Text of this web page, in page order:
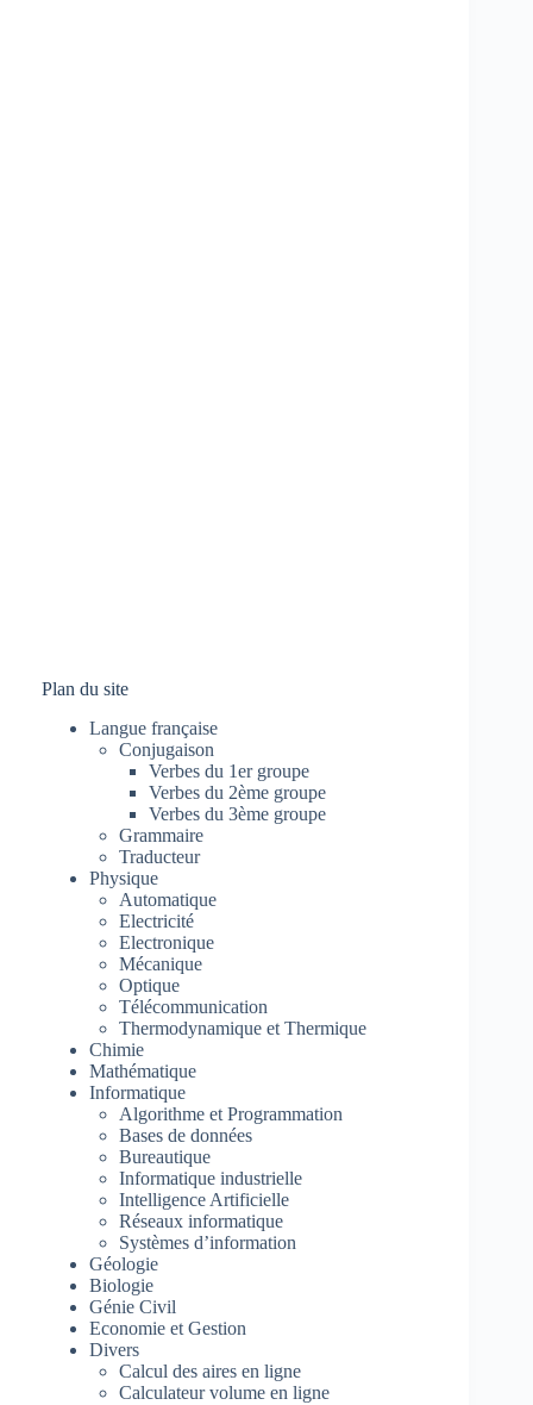
Plan du site
Langue française
Conjugaison
Verbes du 1er groupe
Verbes du 2ème groupe
Verbes du 3ème groupe
Grammaire
Traducteur
Physique
Automatique
Electricité
Electronique
Mécanique
Optique
Télécommunication
Thermodynamique et Thermique
Chimie
Mathématique
Informatique
Algorithme et Programmation
Bases de données
Bureautique
Informatique industrielle
Intelligence Artificielle
Réseaux informatique
Systèmes d’information
Géologie
Biologie
Génie Civil
Economie et Gestion
Divers
Calcul des aires en ligne
Calculateur volume en ligne